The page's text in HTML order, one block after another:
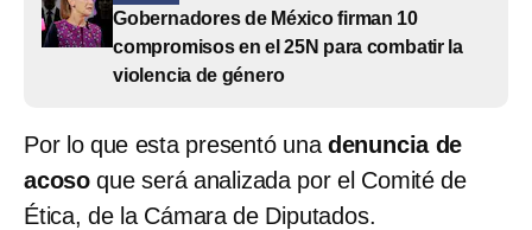
Gobernadores de México firman 10
compromisos en el 25N para combatir la
violencia de género
Por lo que esta presentó una denuncia de
acoso que será analizada por el Comité de
Ética, de la Cámara de Diputados.